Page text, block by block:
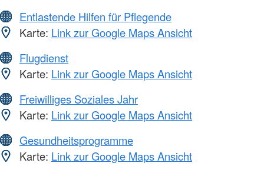
Entlastende Hilfen für Pflegende
Karte: Link zur Google Maps Ansicht
Flugdienst
Karte: Link zur Google Maps Ansicht
Freiwilliges Soziales Jahr
Karte: Link zur Google Maps Ansicht
Gesundheitsprogramme
Karte: Link zur Google Maps Ansicht